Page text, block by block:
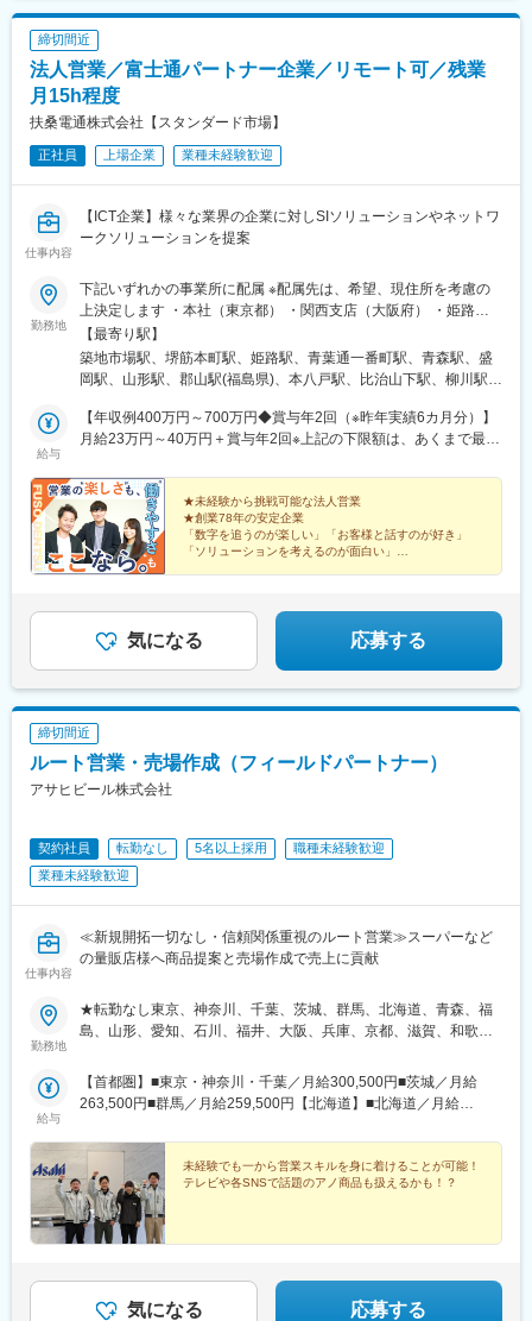
締切間近
法人営業／富士通パートナー企業／リモート可／残業
月15h程度
扶桑電通株式会社【スタンダード市場】
正社員 上場企業 業種未経験歓迎
仕事内容
【ICT企業】様々な業界の企業に対しSIソリューションやネットワ
ークソリューションを提案
勤務地
下記いずれかの事業所に配属 ※配属先は、希望、現住所を考慮の
上決定します ・本社（東京都） ・関西支店（大阪府） ・姫路営
業所（兵庫県） ・東北支店（宮城県） ・青森営業所（青森県）・
盛岡営業所（岩手県）・山形営業所（山形県） ・福島営業所（福
島県） ・八戸営業所（青森県） ・中国支店（広島県） ・岡山営
県）・九州支店（福岡県） ・北海道支店（北海道）・函館営業所
（北海道）・関東支店（神奈川）・四国支店（香川県）への配属
【最寄り駅】
築地市場駅、堺筋本町駅、姫路駅、青葉通一番町駅、青森駅、盛
岡駅、山形駅、郡山駅(福島県)、本八戸駅、比治山下駅、柳川駅、
道)、神奈川駅、瓦町駅、汐留駅、本町駅、山陽姫路駅、広瀬通
駅、段原一丁目駅、郵便局前駅、金沢駅、祇園駅(福岡県)、大通
駅(大阪府)、大町西公園駅、比治山橋駅、西川緑道公園駅、さっぽ
ろ駅、昭和橋駅、新高島駅
給与
【年収例400万円～700万円◆賞与年2回（※昨年実績6カ月分）】
月給23万円～40万円＋賞与年2回※上記の下限額は、あくまで最下
す※時間外手当は含んでおりません
★未経験から挑戦可能な法人営業
★創業78年の安定企業
「数字を追うのが楽しい」「お客様と話すのが好き」
「ソリューションを考えるのが面白い」
気になる 応募する
締切間近
ルート営業・売場作成（フィールドパートナー）
アサヒビール株式会社
契約社員 転勤なし 5名以上採用
職種未経験歓迎
業種未経験歓迎
仕事内容
≪新規開拓一切なし・信頼関係重視のルート営業≫スーパーなど
の量販店様へ商品提案と売場作成で売上に貢献
勤務地
★転勤なし東京、神奈川、千葉、茨城、群馬、北海道、青森、福
島、山形、愛知、石川、福井、大阪、兵庫、京都、滋賀、和歌
区、荒川区、墨田区、江戸川区、府中市、調布市）■神奈川（川崎
市）■千葉（市川市、船橋市、習志野市）■群馬（群馬県全域、栃
木県佐野市、足利市）■茨城（水戸市、つくば市、つくばみらい
市）■福島（郡山市、須賀川市）■山形（山形市）【北陸】■石川
（金沢市、河北郡、富山県砺波市、氷見市）■福井（福井市、坂井
市、鯖江市、越前市、敦賀市）【中部】■愛知（名古屋市、豊田
市）【近畿】■大阪（大阪市、高槻市、吹田市、茨木市、豊中市、
寝屋川市、門真市）■兵庫（西宮市、尼崎市）■京都・滋賀（京都
市）※隣接する県や市にお住まいの方もご応募ください！
給与
【首都圏】■東京・神奈川・千葉／月給300,500円■茨城／月給
263,500円■群馬／月給259,500円【北海道】■北海道／月給
■山形／月給238,500円【北陸】■石川・福井／月給252,500円【中
部】■愛知／月給276,500円【近畿】■大阪・兵庫・京都・滋賀・
和歌山／月給277,500円【九州】■大分／月給243,500円＜月収例
＞東京・神奈川／37万3000円※休日出勤1日、2万円（外勤手当）
残業月20時間の場合。
未経験でも一から営業スキルを身に着けることが可能！
テレビや各SNSで話題のアノ商品も扱えるかも！？
気になる 応募する